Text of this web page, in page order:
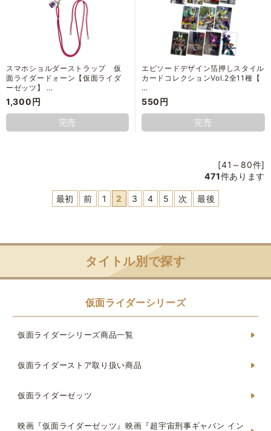
スマホショルダーストラップ 仮
面ライダードォーン【仮面ライダ
ーゼッツ】 …
1,300円
完売
エピソードデザイン箔押しスタイル
カードコレクションVol.2全11種【
…
550円
完売
[41～80件]
471件あります
最初 前 1 2 3 4 5 次 最後
タイトル別で探す
仮面ライダーシリーズ
仮面ライダーシリーズ商品一覧
仮面ライダーストア取り扱い商品
仮面ライダーゼッツ
映画『仮面ライダーゼッツ』映画『超宇宙刑事ギャバン イン